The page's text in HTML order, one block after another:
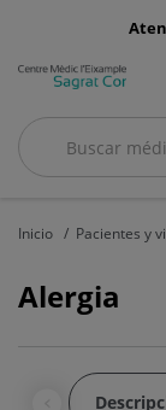
Buscar
Buscar
Inicio Pacientes y
Alergia